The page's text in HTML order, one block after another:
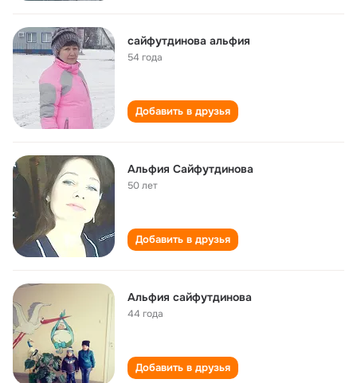
сайфутдинова альфия
54 года
Добавить в друзья
Альфия Сайфутдинова
50 лет
Добавить в друзья
Альфия сайфутдинова
44 года
Добавить в друзья